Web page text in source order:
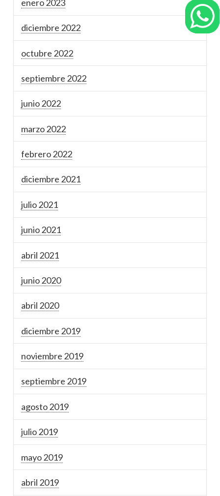
enero 2023
diciembre 2022
octubre 2022
septiembre 2022
junio 2022
marzo 2022
febrero 2022
diciembre 2021
julio 2021
junio 2021
abril 2021
junio 2020
abril 2020
diciembre 2019
noviembre 2019
septiembre 2019
agosto 2019
julio 2019
mayo 2019
abril 2019